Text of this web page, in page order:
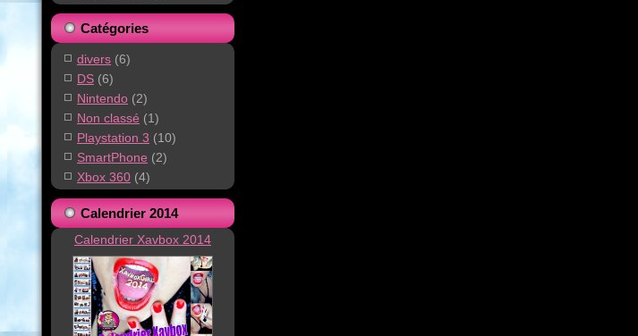
Catégories
divers (6)
DS (6)
Nintendo (2)
Non classé (1)
Playstation 3 (10)
SmartPhone (2)
Xbox 360 (4)
Calendrier 2014
Calendrier Xavbox 2014